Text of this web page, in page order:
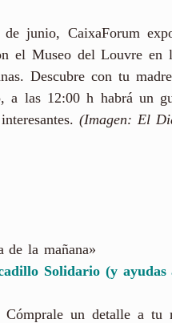
junio, CaixaForum
el Museo del Louvre
Descubre con tu
a las 12:00 h habrá un
(Imagen: El
de la mañana»
Solidario (y ayudas
un detalle a